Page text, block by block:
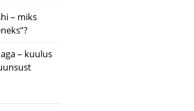
– miks
– kuulus